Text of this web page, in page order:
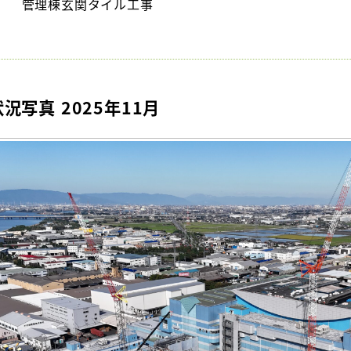
管理棟玄関タイル工事
況写真 2025年11月